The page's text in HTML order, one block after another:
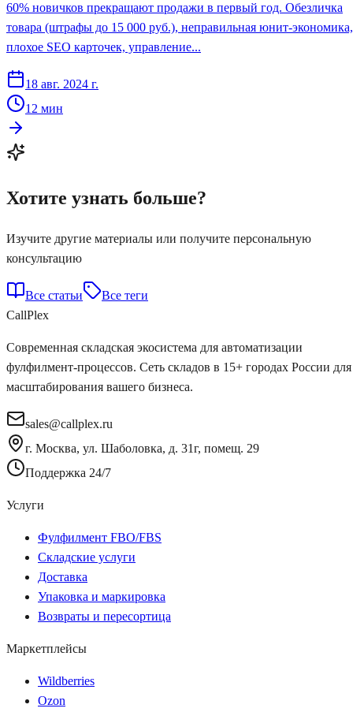
60% новичков прекращают продажи в первый год. Обезличка
товара (штрафы до 15 000 руб.), неправильная юнит-экономика,
плохое SEO карточек, управление...
18 авг. 2024 г.
12 мин
Хотите узнать больше?
Изучите другие материалы или получите персональную
консультацию
Все статьи
Все теги
CallPlex
Современная складская экосистема для автоматизации
фулфилмент-процессов. Сеть складов в 15+ городах России для
масштабирования вашего бизнеса.
sales@callplex.ru
г. Москва, ул. Шаболовка, д. 31г, помещ. 29
Поддержка 24/7
Услуги
Фулфилмент FBO/FBS
Складские услуги
Доставка
Упаковка и маркировка
Возвраты и пересортица
Маркетплейсы
Wildberries
Ozon